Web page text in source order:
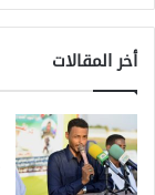
أخر المقالات